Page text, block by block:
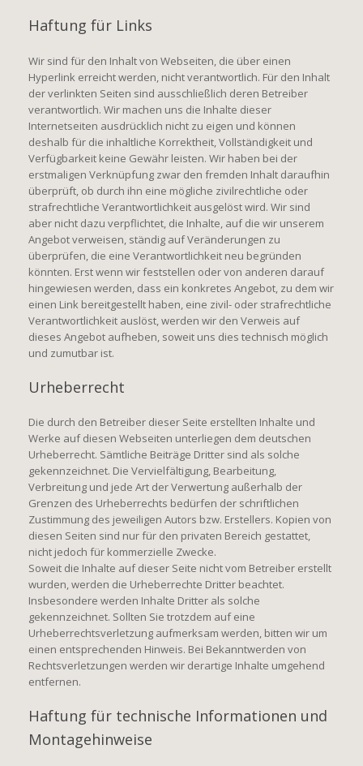
Haftung für Links
Wir sind für den Inhalt von Webseiten, die über einen
Hyperlink erreicht werden, nicht verantwortlich. Für den Inhalt
der verlinkten Seiten sind ausschließlich deren Betreiber
verantwortlich. Wir machen uns die Inhalte dieser
Internetseiten ausdrücklich nicht zu eigen und können
deshalb für die inhaltliche Korrektheit, Vollständigkeit und
Verfügbarkeit keine Gewähr leisten. Wir haben bei der
erstmaligen Verknüpfung zwar den fremden Inhalt daraufhin
überprüft, ob durch ihn eine mögliche zivilrechtliche oder
strafrechtliche Verantwortlichkeit ausgelöst wird. Wir sind
aber nicht dazu verpflichtet, die Inhalte, auf die wir unserem
Angebot verweisen, ständig auf Veränderungen zu
überprüfen, die eine Verantwortlichkeit neu begründen
könnten. Erst wenn wir feststellen oder von anderen darauf
hingewiesen werden, dass ein konkretes Angebot, zu dem wir
einen Link bereitgestellt haben, eine zivil- oder strafrechtliche
Verantwortlichkeit auslöst, werden wir den Verweis auf
dieses Angebot aufheben, soweit uns dies technisch möglich
und zumutbar ist.
Urheberrecht
Die durch den Betreiber dieser Seite erstellten Inhalte und
Werke auf diesen Webseiten unterliegen dem deutschen
Urheberrecht. Sämtliche Beiträge Dritter sind als solche
gekennzeichnet. Die Vervielfältigung, Bearbeitung,
Verbreitung und jede Art der Verwertung außerhalb der
Grenzen des Urheberrechts bedürfen der schriftlichen
Zustimmung des jeweiligen Autors bzw. Erstellers. Kopien von
diesen Seiten sind nur für den privaten Bereich gestattet,
nicht jedoch für kommerzielle Zwecke.
Soweit die Inhalte auf dieser Seite nicht vom Betreiber erstellt
wurden, werden die Urheberrechte Dritter beachtet.
Insbesondere werden Inhalte Dritter als solche
gekennzeichnet. Sollten Sie trotzdem auf eine
Urheberrechtsverletzung aufmerksam werden, bitten wir um
einen entsprechenden Hinweis. Bei Bekanntwerden von
Rechtsverletzungen werden wir derartige Inhalte umgehend
entfernen.
Haftung für technische Informationen und
Montagehinweise